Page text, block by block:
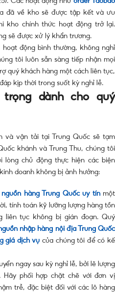
đã về kho sẽ được tập kết và ưu
kho chính thức hoạt động trở lại.
sẽ được xử lý khẩn trương.
hoạt động bình thường, không nghỉ
tôi luôn sẵn sàng tiếp nhận mọi
quý khách hàng một cách liên tục,
kịp thời trong suốt kỳ nghỉ lễ.
dành cho quý
và vận tải tại Trung Quốc sẽ tạm
khánh và Trung Thu, chúng tôi
lòng chủ động thực hiện các biện
doanh không bị ảnh hưởng:
hàng Trung Quốc uy tínmột
tính toán kỹ lưỡng lượng hàng tồn
liên tục không bị gián đoạn. Quý
nhập hàng nội địa Trung Quốc
giá dịch vụ của chúng tôi để có kế
ngay sau kỳ nghỉ lễ, bởi lẽ lượng
phối hợp chặt chẽ với đơn vị
trễ, đặc biệt đối với các lô hàng